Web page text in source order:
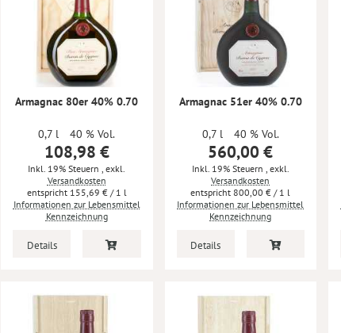
Armagnac 80er 40% 0.70
0,7 l 40 % Vol.
108,98 €
Inkl. 19% Steuern, exkl.
Versandkosten
155,69 €/ 1 l
Informationen zur Lebensmittel
Kennzeichnung
Details
Armagnac 51er 40% 0.70
0,7 l 40 % Vol.
560,00 €
Inkl. 19% Steuern , exkl.
Versandkosten
800,00 € / 1 l
Informationen zur Lebensmittel
Kennzeichnung
Details